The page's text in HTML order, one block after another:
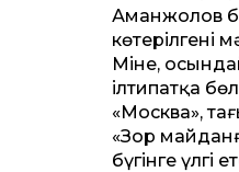
Аманжолов
көтерілгені
Міне,
ілтипатқа
«Москва»,
«Зор
бүгінге